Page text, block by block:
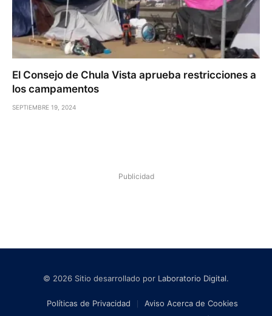
El Consejo de Chula Vista aprueba restricciones a
los campamentos
SEPTIEMBRE 19, 2024
Publicidad
© 2026 Sitio desarrollado por Laboratorio Digital.
Políticas de Privacidad
Aviso Acerca de Cookies